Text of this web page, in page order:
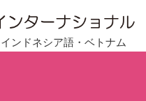
ンドネシア語・ベトナム